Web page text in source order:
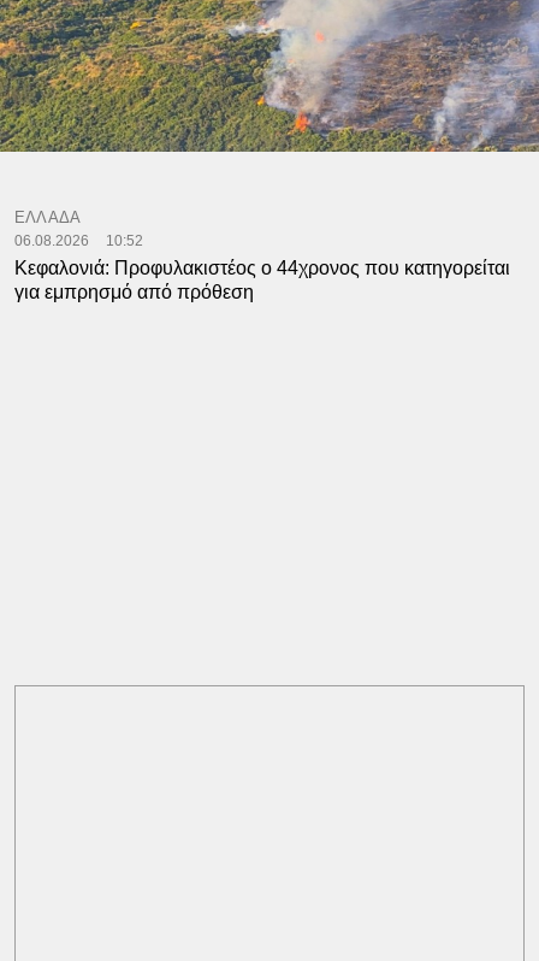
ΕΛΛΑΔΑ
06.08.2026 10:52
Κεφαλονιά: Προφυλακιστέος ο 44χρονος που κατηγορείται
για εμπρησμό από πρόθεση